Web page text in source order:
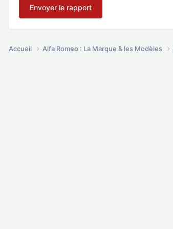
Envoyer le rapport
Accueil Alfa Romeo : La Marque & les Modèles